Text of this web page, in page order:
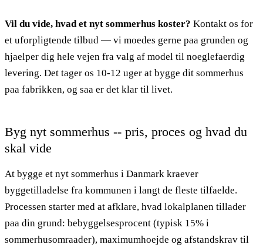
Vil du vide, hvad et nyt sommerhus koster? Kontakt os for
et uforpligtende tilbud — vi moedes gerne paa grunden og
hjaelper dig hele vejen fra valg af model til noeglefaerdig
levering. Det tager os 10-12 uger at bygge dit sommerhus
paa fabrikken, og saa er det klar til livet.
Byg nyt sommerhus -- pris, proces og hvad du
skal vide
At bygge et nyt sommerhus i Danmark kraever
byggetilladelse fra kommunen i langt de fleste tilfaelde.
Processen starter med at afklare, hvad lokalplanen tillader
paa din grund: bebyggelsesprocent (typisk 15% i
sommerhusomraader), maximumhoejde og afstandskrav til